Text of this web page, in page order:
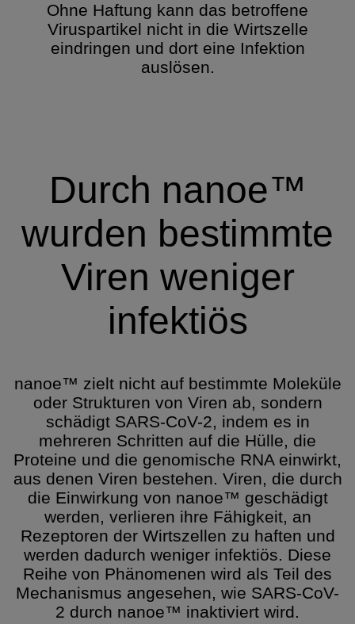
Ohne Haftung kann das betroffene
Viruspartikel nicht in die Wirtszelle
eindringen und dort eine Infektion
auslösen.
Durch nanoe™
wurden bestimmte
Viren weniger
infektiös
nanoe™ zielt nicht auf bestimmte Moleküle
oder Strukturen von Viren ab, sondern
schädigt SARS-CoV-2, indem es in
mehreren Schritten auf die Hülle, die
Proteine und die genomische RNA einwirkt,
aus denen Viren bestehen. Viren, die durch
die Einwirkung von nanoe™ geschädigt
werden, verlieren ihre Fähigkeit, an
Rezeptoren der Wirtszellen zu haften und
werden dadurch weniger infektiös. Diese
Reihe von Phänomenen wird als Teil des
Mechanismus angesehen, wie SARS-CoV-
2 durch nanoe™ inaktiviert wird.